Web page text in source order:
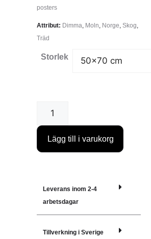
posters
Attribut: Dimma, Moln, Norge, Skog,
Träd
Storlek
Lägg till i varukorg
Leverans inom 2-4
arbetsdagar
Tillverkning i Sverige